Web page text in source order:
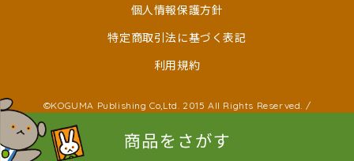
個人情報保護方針
特定商取引法に基づく表記
利用規約
©KOGUMA Publishing Co,Ltd. 2015 All Rights Reserved. /
©Kayako Nishimaki ©Taro Miura